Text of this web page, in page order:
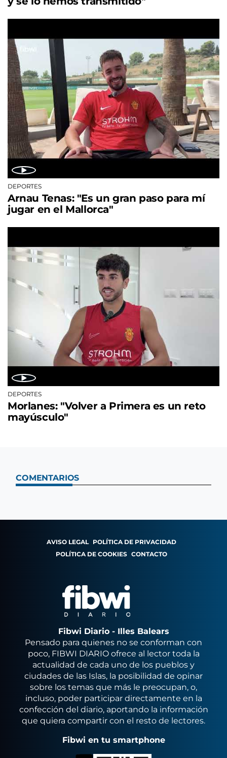
DEPORTES
Arnau Tenas: "Es un gran paso para mí
jugar en el Mallorca"
DEPORTES
Morlanes: "Volver a Primera es un reto
mayúsculo"
COMENTARIOS
AVISO LEGAL POLÍTICA DE PRIVACIDAD
POLÍTICA DE COOKIES CONTACTO
Fibwi Diario - Illes Balears
Pensado para quienes no se conforman con
poco, FIBWI DIARIO ofrece al lector toda la
actualidad de cada uno de los pueblos y
ciudades de las Islas, la posibilidad de opinar
sobre los temas que más le preocupan, o,
incluso, poder participar directamente en la
confección del diario, aportando la información
que quiera compartir con el resto de lectores.
Fibwi en tu smartphone